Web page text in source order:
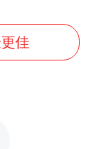
佳